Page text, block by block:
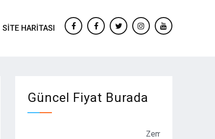
SITE HARITASI
facebookFacebooktwitterinstagramyoutube
Güncel Fiyat Burada
Zemin Kaplama